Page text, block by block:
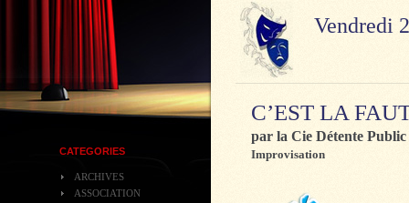
CATEGORIES
ARCHIVES
ASSOCIATION
Vendredi
C’EST LA
par la Cie Détente
Improvisation